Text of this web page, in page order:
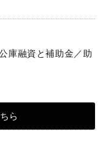
庫融資と補助金／助
ら